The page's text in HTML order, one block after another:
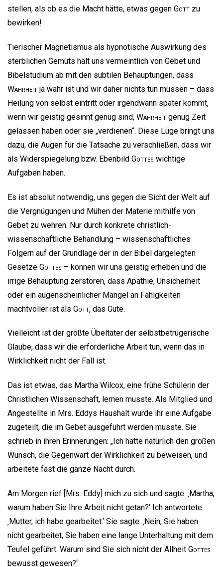
stellen, als ob es die Macht hätte, etwas gegen Gott zu
bewirken!
Tierischer Magnetismus als hypnotische Auswirkung des
sterblichen Gemüts hält uns vermeintlich von Gebet und
Bibelstudium ab mit den subtilen Behauptungen, dass
Wahrheit ja wahr ist und wir daher nichts tun müssen – dass
Heilung von selbst eintritt oder irgendwann später kommt,
wenn wir geistig gesinnt genug sind, Wahrheit genug Zeit
gelassen haben oder sie „verdienen“. Diese Lüge bringt uns
dazu, die Augen für die Tatsache zu verschließen, dass wir
als Widerspiegelung bzw. Ebenbild Gottes wichtige
Aufgaben haben.
Es ist absolut notwendig, uns gegen die Sicht der Welt auf
die Vergnügungen und Mühen der Materie mithilfe von
Gebet zu wehren. Nur durch konkrete christlich-
wissenschaftliche Behandlung – wissenschaftliches
Folgern auf der Grundlage der in der Bibel dargelegten
Gesetze Gottes – können wir uns geistig erheben und die
irrige Behauptung zerstören, dass Apathie, Unsicherheit
oder ein augenscheinlicher Mangel an Fähigkeiten
machtvoller ist als Gott, das Gute.
Vielleicht ist der größte Übeltäter der selbstbetrügerische
Glaube, dass wir die erforderliche Arbeit tun, wenn das in
Wirklichkeit nicht der Fall ist.
Das ist etwas, das Martha Wilcox, eine frühe Schülerin der
Christlichen Wissenschaft, lernen musste. Als Mitglied und
Angestellte in Mrs. Eddys Haushalt wurde ihr eine Aufgabe
zugeteilt, die im Gebet ausgeführt werden musste. Sie
schrieb in ihren Erinnerungen: „Ich hatte natürlich den großen
Wunsch, die Gegenwart der Wirklichkeit zu beweisen, und
arbeitete fast die ganze Nacht durch.
Am Morgen rief [Mrs. Eddy] mich zu sich und sagte: ‚Martha,
warum haben Sie Ihre Arbeit nicht getan?‘ Ich antwortete:
‚Mutter, ich habe gearbeitet.‘ Sie sagte: ‚Nein, Sie haben
nicht gearbeitet, Sie haben eine lange Unterhaltung mit dem
Teufel geführt. Warum sind Sie sich nicht der Allheit Gottes
bewusst gewesen?‘